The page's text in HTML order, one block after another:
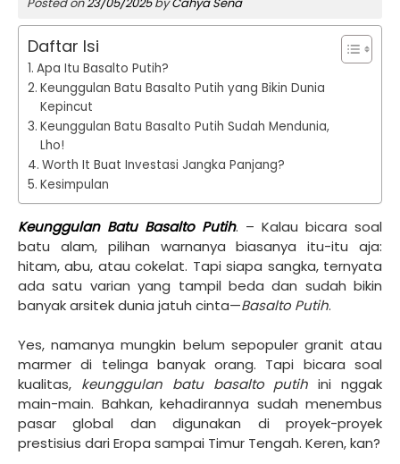
Daftar Isi
Apa Itu Basalto Putih?
Keunggulan Batu Basalto Putih yang Bikin Dunia
Kepincut
Keunggulan Batu Basalto Putih Sudah Mendunia,
Lho!
Worth It Buat Investasi Jangka Panjang?
Kesimpulan
Keunggulan Batu Basalto Putih. – Kalau bicara soal
batu alam, pilihan warnanya biasanya itu-itu aja:
hitam, abu, atau cokelat. Tapi siapa sangka, ternyata
ada satu varian yang tampil beda dan sudah bikin
banyak arsitek dunia jatuh cinta—Basalto Putih.
Yes, namanya mungkin belum sepopuler granit atau
marmer di telinga banyak orang. Tapi bicara soal
kualitas, keunggulan batu basalto putih ini nggak
main-main. Bahkan, kehadirannya sudah menembus
pasar global dan digunakan di proyek-proyek
prestisius dari Eropa sampai Timur Tengah. Keren, kan?